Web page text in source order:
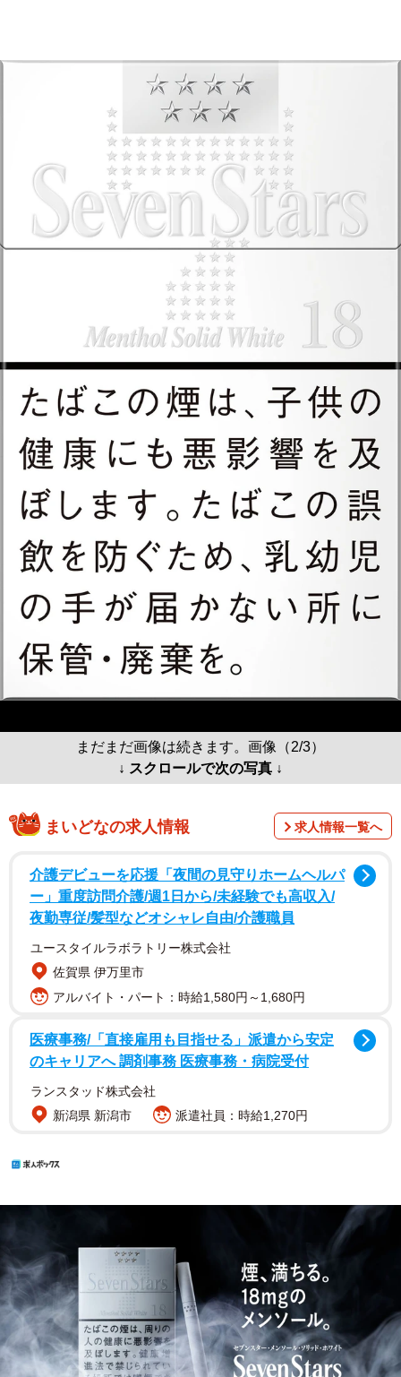
まだまだ画像は続きます。画像（2/3）
↓ スクロールで次の写真 ↓
まいどなの求人情報 求人情報一覧へ
介護デビューを応援「夜間の見守りホームヘルパ
ー」重度訪問介護/週1日から/未経験でも高収入/
夜勤専従/髪型などオシャレ自由/介護職員
ユースタイルラボラトリー株式会社
佐賀県 伊万里市
アルバイト・パート：時給1,580円～1,680円
医療事務/「直接雇用も目指せる」派遣から安定
のキャリアへ 調剤事務 医療事務・病院受付
ランスタッド株式会社
新潟県 新潟市
派遣社員：時給1,270円